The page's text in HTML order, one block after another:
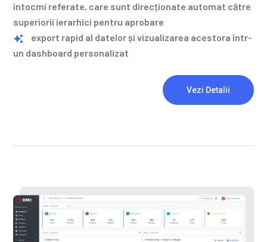
întocmi referate, care sunt direcționate automat către
superiorii ierarhici pentru aprobare
export rapid al datelor și vizualizarea acestora într-
un dashboard personalizat
Vezi Detalii